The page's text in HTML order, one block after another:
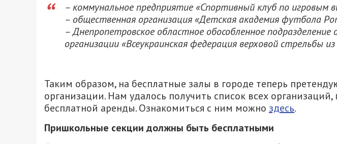
– коммунальное предприятие «Спортивный клуб по игровым
– общественная организация «Детская академия футбола
– Днепропетровское областное обособленное
организации «Всеукраинская федерация верховой стрельбы из
Таким образом, на бесплатные залы в городе теперь
организации. Нам удалось получить список всех
бесплатной аренды. Ознакомиться с ним можно здесь.
Пришкольные секции должны быть бесплатными